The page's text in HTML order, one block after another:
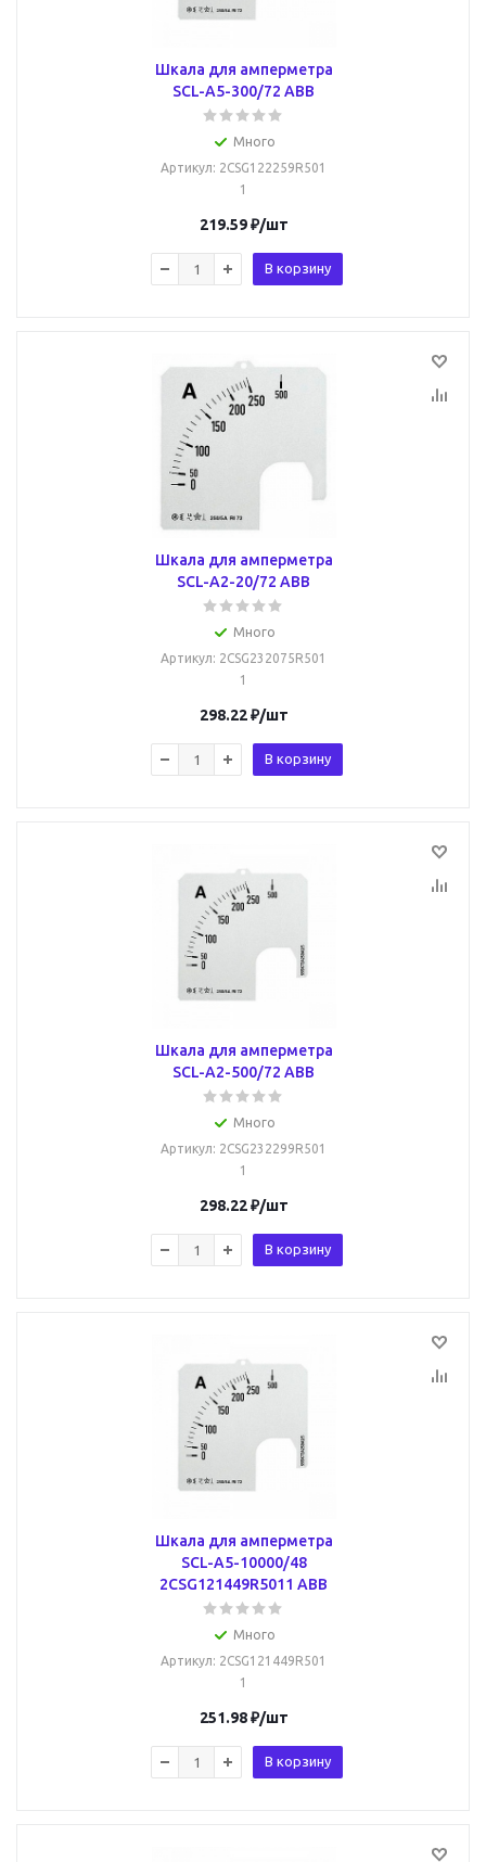
Шкала для амперметра
SCL-A5-300/72 ABB
Много
Артикул: 2CSG122259R501
1
219.59₽/шт
В корзину
Шкала для амперметра
SCL-A2-20/72 ABB
Много
Артикул: 2CSG232075R501
1
298.22₽/шт
В корзину
Шкала для амперметра
SCL-A2-500/72 ABB
Много
Артикул: 2CSG232299R501
1
298.22₽/шт
В корзину
Шкала для амперметра
SCL-A5-10000/48
2CSG121449R5011 ABB
Много
Артикул: 2CSG121449R501
1
251.98₽/шт
В корзину